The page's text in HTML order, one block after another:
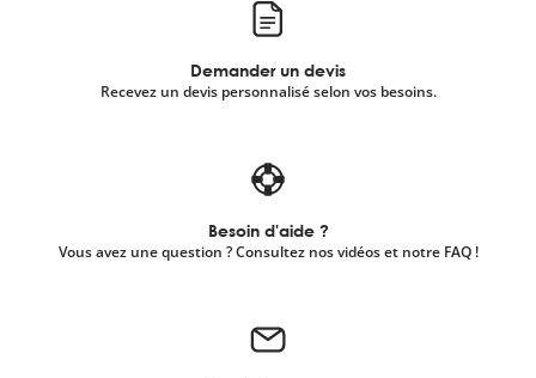
Demander un devis
Recevez un devis personnalisé selon vos besoins.
Besoin d'aide ?
Vous avez une question ? Consultez nos vidéos et notre FAQ !